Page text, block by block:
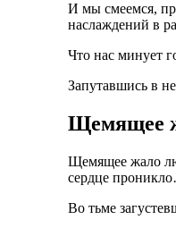
И мы смеемся,
наслаждений в
Что нас минует
Запутавшись в
Щемящее
Щемящее жало
сердце
Во тьме